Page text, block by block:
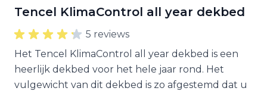
Tencel KlimaControl all year dekbed
5 reviews
Het Tencel KlimaControl all year dekbed is een
heerlijk dekbed voor het hele jaar rond. Het
vulgewicht van dit dekbed is zo afgestemd dat u